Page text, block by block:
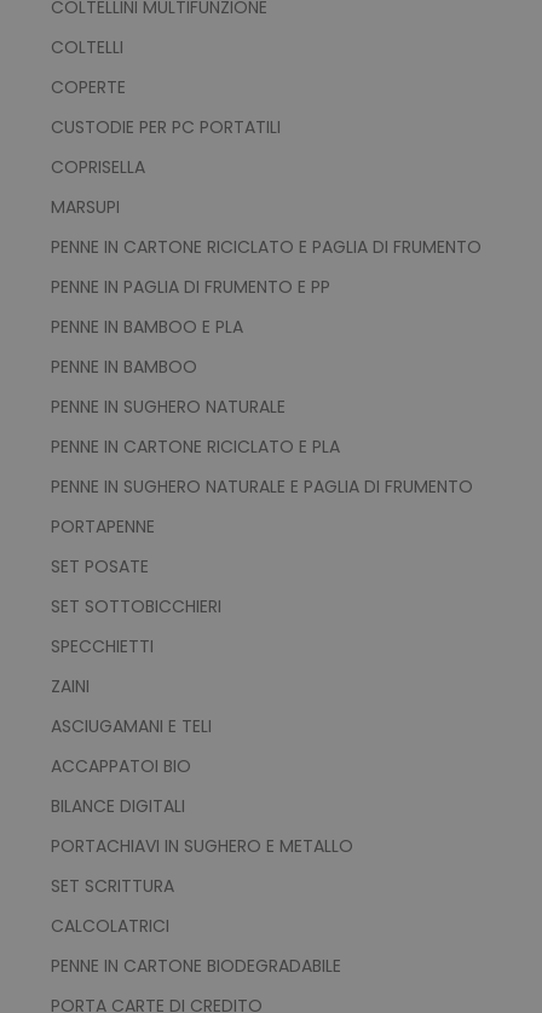
COLTELLINI MULTIFUNZIONE
COLTELLI
COPERTE
CUSTODIE PER PC PORTATILI
COPRISELLA
MARSUPI
PENNE IN CARTONE RICICLATO E PAGLIA DI FRUMENTO
PENNE IN PAGLIA DI FRUMENTO E PP
PENNE IN BAMBOO E PLA
PENNE IN BAMBOO
PENNE IN SUGHERO NATURALE
PENNE IN CARTONE RICICLATO E PLA
PENNE IN SUGHERO NATURALE E PAGLIA DI FRUMENTO
PORTAPENNE
SET POSATE
SET SOTTOBICCHIERI
SPECCHIETTI
ZAINI
ASCIUGAMANI E TELI
ACCAPPATOI BIO
BILANCE DIGITALI
PORTACHIAVI IN SUGHERO E METALLO
SET SCRITTURA
CALCOLATRICI
PENNE IN CARTONE BIODEGRADABILE
PORTA CARTE DI CREDITO